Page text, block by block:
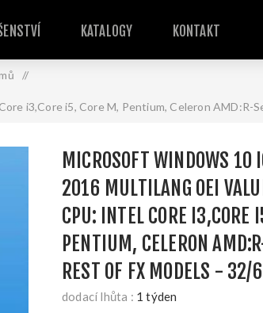
KATALOGY KONTAKT
/
i3,Core i5, Core M, Pentium, Celeron AMD:R-­
MICROSOFT WINDOWS 10
2016 MULTILANG OEI
CPU: INTEL CORE I3,CORE
PENTIUM, CELERON
REST OF FX MODELS - 32/
dodací lhůta : 1 týden